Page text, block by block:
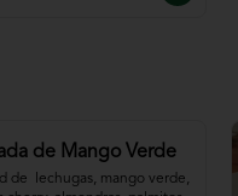
de Mango Verde
de  lechugas, mango verde,